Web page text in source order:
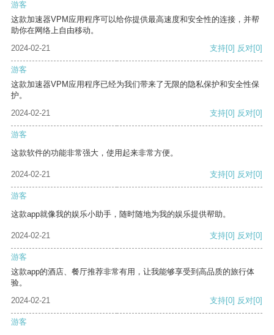
游客
这款加速器VPM应用程序可以给你提供最高速度和安全性的连接，并帮
助你在网络上自由移动。
2024-02-21
支持[0] 反对[0]
游客
这款加速器VPM应用程序已经为我们带来了无限的隐私保护和安全性保
护。
2024-02-21
支持[0] 反对[0]
游客
这款软件的功能非常强大，使用起来非常方便。
2024-02-21 支持[0] 反对[0]
游客
这款app就像我的娱乐小助手，随时随地为我的娱乐提供帮助。
2024-02-21 支持[0] 反对[0]
游客
这款app的酒店、餐厅推荐非常有用，让我能够享受到高品质的旅行体
验。
2024-02-21
支持[0] 反对[0]
游客